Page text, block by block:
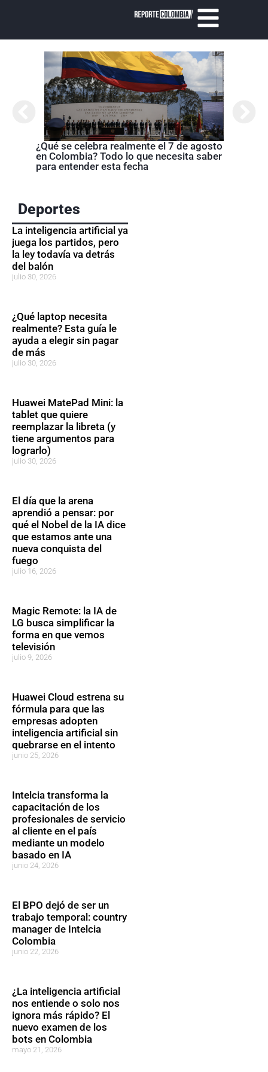
¿Qué se celebra realmente el 7 de agosto
en Colombia? Todo lo que necesita saber
para entender esta fecha
Deportes
La inteligencia artificial ya
juega los partidos, pero
la ley todavía va detrás
del balón
julio 30, 2026
¿Qué laptop necesita
realmente? Esta guía le
ayuda a elegir sin pagar
de más
julio 30, 2026
Huawei MatePad Mini: la
tablet que quiere
reemplazar la libreta (y
tiene argumentos para
lograrlo)
julio 30, 2026
El día que la arena
aprendió a pensar: por
qué el Nobel de la IA dice
que estamos ante una
nueva conquista del
fuego
julio 16, 2026
Magic Remote: la IA de
LG busca simplificar la
forma en que vemos
televisión
julio 9, 2026
Huawei Cloud estrena su
fórmula para que las
empresas adopten
inteligencia artificial sin
quebrarse en el intento
junio 25, 2026
Intelcia transforma la
capacitación de los
profesionales de servicio
al cliente en el país
mediante un modelo
basado en IA
junio 24, 2026
El BPO dejó de ser un
trabajo temporal: country
manager de Intelcia
Colombia
junio 22, 2026
¿La inteligencia artificial
nos entiende o solo nos
ignora más rápido? El
nuevo examen de los
bots en Colombia
mayo 21, 2026